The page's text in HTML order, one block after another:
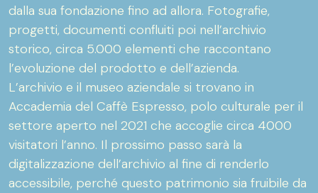
dalla sua fondazione fino ad allora. Fotografie,
progetti, documenti confluiti poi nell’archivio
storico, circa 5.000 elementi che raccontano
l’evoluzione del prodotto e dell’azienda.
L’archivio e il museo aziendale si trovano in
Accademia del Caffè Espresso, polo culturale per il
settore aperto nel 2021 che accoglie circa 4000
visitatori l’anno. Il prossimo passo sarà la
digitalizzazione dell’archivio al fine di renderlo
accessibile, perché questo patrimonio sia fruibile da